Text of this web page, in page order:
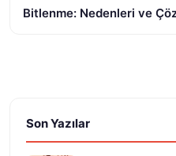
Bitlenme: Nedenleri ve
Son Yazılar